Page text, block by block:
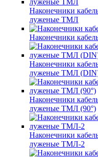
Наконечники
луженые ТМЛ
Наконечники
Наконечники
луженые ТМЛ
Наконечники
луженые ТМЛ (90°)
Наконечники
луженые ТМЛ-2